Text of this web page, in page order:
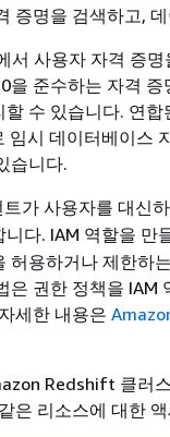
증명을 검색하고,
서 사용자 자격 증
을 준수하는 자격
할 수 있습니다. 연
임시 데이터베이스
습니다.
가 사용자를 대신
다. IAM 역할을 만
허용하거나 제한하
은 권한 정책을 IAM
세한 내용은
Redshift 클러
은 리소스에 대한